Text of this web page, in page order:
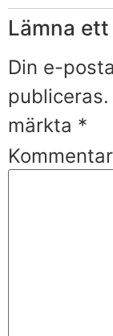
Lämna
Din e-
publiceras.
märkta *
Kommentar